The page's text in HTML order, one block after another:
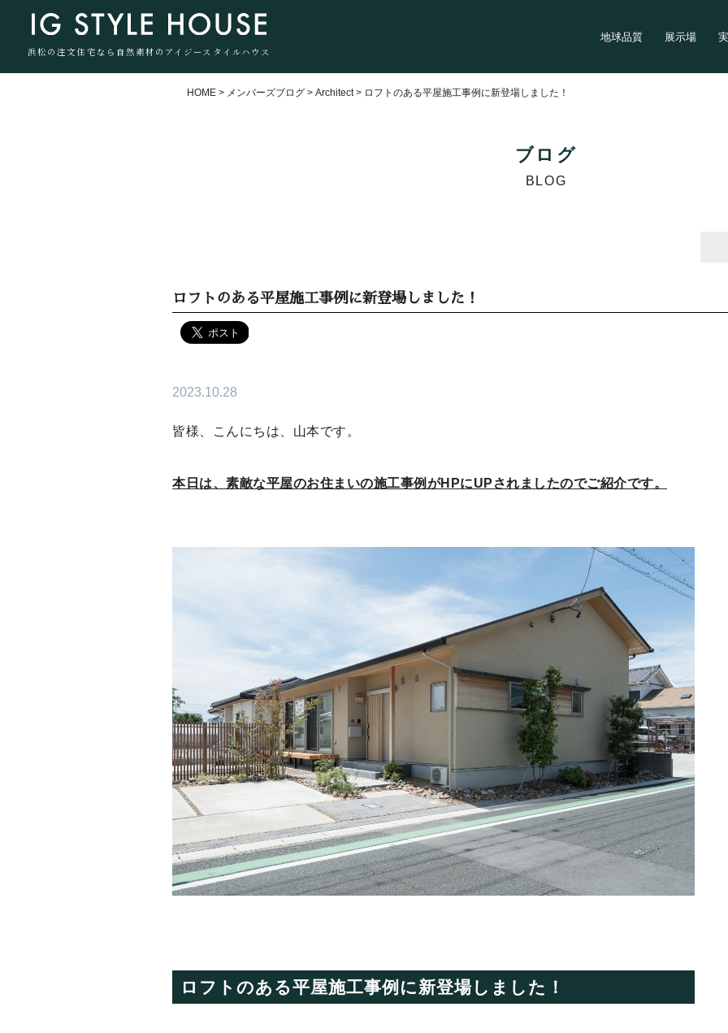
浜松の注文住宅なら自然素材のアイジースタイルハウス
地球品質 展示場
HOME > メンバーズブログ >Architect > ロフトのある平屋施工事例に新登場しました！
ブログ
BLOG
ロフトのある平屋施工事例に新登場しました！
2023.10.28
皆様、こんにちは、山本です。
本日は、素敵な平屋のお住まいの施工事例がHPにUPされましたのでご紹介です。
ロフトのある平屋施工事例に新登場しました！